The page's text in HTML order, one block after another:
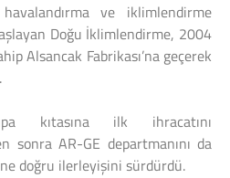
ve iklimlendirme
Doğu İklimlendirme, 2004
Alsancak Fabrikası’na geçerek
kıtasına ilk ihracatını
sonra AR-GE departmanını da
doğru ilerleyişini sürdürdü.